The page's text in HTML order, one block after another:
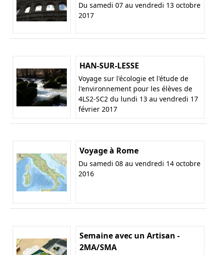
Du samedi 07 au vendredi 13 octobre
2017
HAN-SUR-LESSE
Voyage sur l'écologie et l'étude de
l'environnement pour les élèves de
4LS2-SC2 du lundi 13 au vendredi 17
février 2017
Voyage à Rome
Du samedi 08 au vendredi 14 octobre
2016
Semaine avec un Artisan -
2MA/SMA